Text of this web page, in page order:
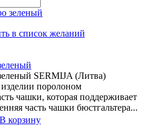
в список желаний
SERMIJA (Литва)
поролоном
чашки, которая поддерживает
часть чашки бюстгальтера...
В корзину